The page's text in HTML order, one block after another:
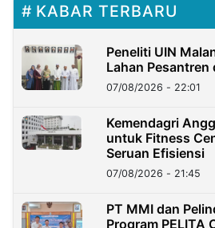
KABAR TERBARU
Peneliti UIN
Lahan
07/08/2026 - 22:01
Kemendagri
untuk Fitness
Seruan Efisiensi
07/08/2026 - 21:45
PT MMI dan
Program PELITA